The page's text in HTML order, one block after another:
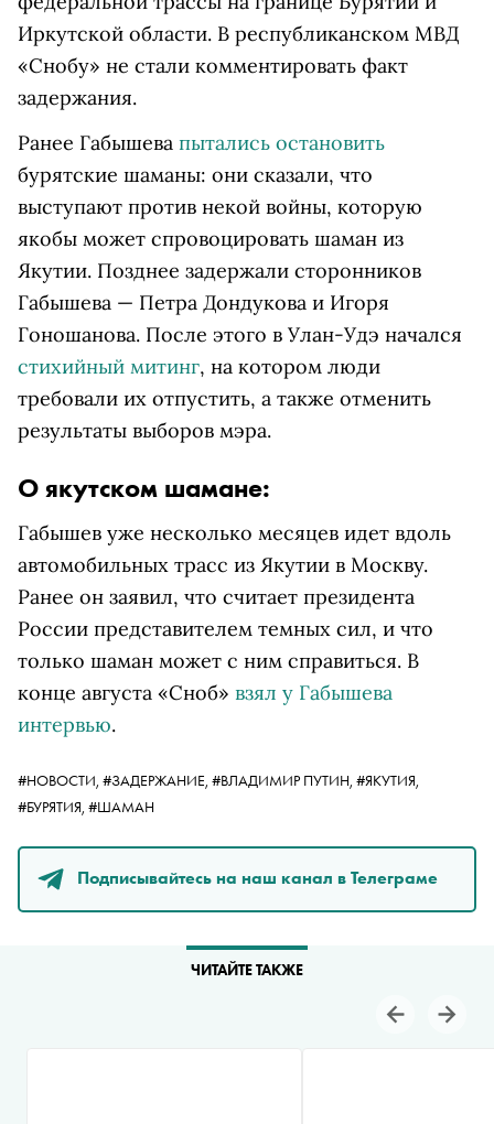
Иркутской области. В республиканском МВД
«Снобу» не стали комментировать факт
задержания.
Ранее Габышева пытались остановить
бурятские шаманы: они сказали, что
выступают против некой войны, которую
якобы может спровоцировать шаман из
Якутии. Позднее задержали сторонников
Габышева — Петра Дондукова и Игоря
Гоношанова. После этого в Улан-Удэ начался
стихийный митинг, на котором люди
требовали их отпустить, а также отменить
результаты выборов мэра.
О якутском шамане:
Габышев уже несколько месяцев идет вдоль
автомобильных трасс из Якутии в Москву.
Ранее он заявил, что считает президента
России представителем темных сил, и что
только шаман может с ним справиться. В
конце августа «Сноб» взял у Габышева
интервью.
#НОВОСТИ, #ЗАДЕРЖАНИЕ, #ВЛАДИМИР ПУТИН, #ЯКУТИЯ,
#БУРЯТИЯ, #ШАМАН
Подписывайтесь на наш канал в Телеграме
ЧИТАЙТЕ ТАКЖЕ